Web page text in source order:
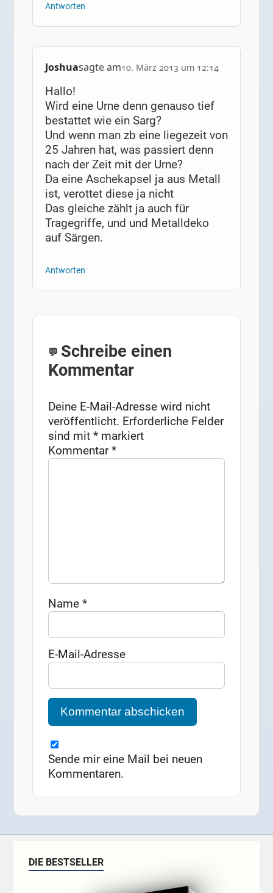
Antworten
Joshuasagte am10. März 2013 um 12:14
Hallo!
Wird eine Urne denn genauso tief
bestattet wie ein Sarg?
Und wenn man zb eine liegezeit von
25 Jahren hat, was passiert denn
nach der Zeit mit der Urne?
Da eine Aschekapsel ja aus Metall
ist, verottet diese ja nicht
Das gleiche zählt ja auch für
Tragegriffe, und und Metalldeko
auf Särgen.
Antworten
Schreibe einen
Kommentar
Deine E-Mail-Adresse wird nicht
veröffentlicht. Erforderliche Felder
sind mit* markiert
Kommentar*
Name*
E-Mail-Adresse
Sende mir eine Mail bei neuen
Kommentaren.
DIE BESTSELLER